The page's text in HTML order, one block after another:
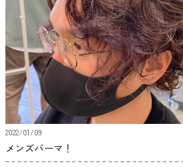
2022/01/09
メンズパーマ！